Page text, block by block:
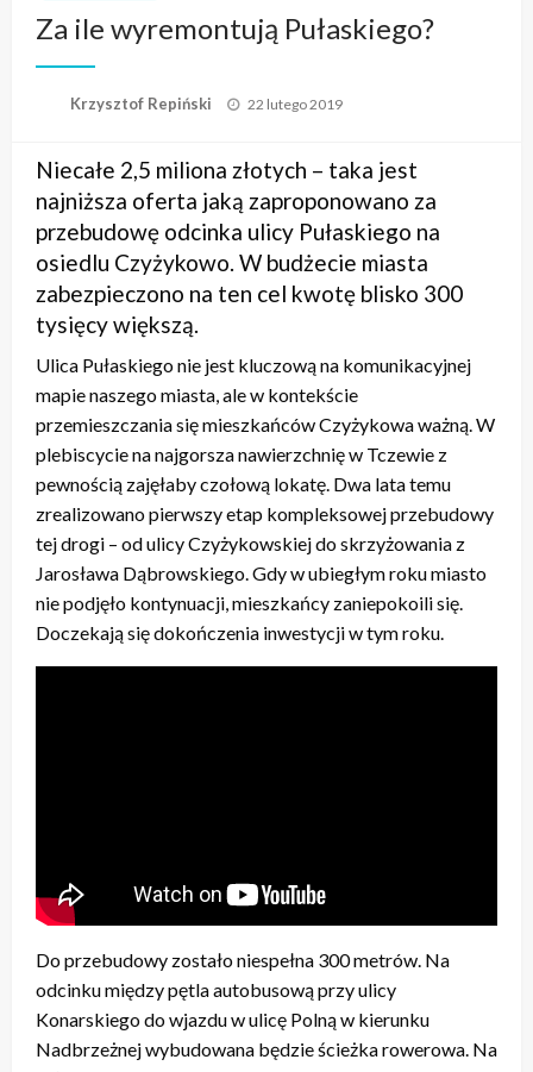
Za ile wyremontują Pułaskiego?
Krzysztof Repiński
Opublikowane
22 lutego 2019
Niecałe 2,5 miliona złotych – taka jest
najniższa oferta jaką zaproponowano za
przebudowę odcinka ulicy Pułaskiego na
osiedlu Czyżykowo. W budżecie miasta
zabezpieczono na ten cel kwotę blisko 300
tysięcy większą.
Ulica Pułaskiego nie jest kluczową na komunikacyjnej
mapie naszego miasta, ale w kontekście
przemieszczania się mieszkańców Czyżykowa ważną. W
plebiscycie na najgorsza nawierzchnię w Tczewie z
pewnością zajęłaby czołową lokatę. Dwa lata temu
zrealizowano pierwszy etap kompleksowej przebudowy
tej drogi – od ulicy Czyżykowskiej do skrzyżowania z
Jarosława Dąbrowskiego. Gdy w ubiegłym roku miasto
nie podjęło kontynuacji, mieszkańcy zaniepokoili się.
Doczekają się dokończenia inwestycji w tym roku.
Do przebudowy zostało niespełna 300 metrów. Na
odcinku między pętla autobusową przy ulicy
Konarskiego do wjazdu w ulicę Polną w kierunku
Nadbrzeżnej wybudowana będzie ścieżka rowerowa. Na